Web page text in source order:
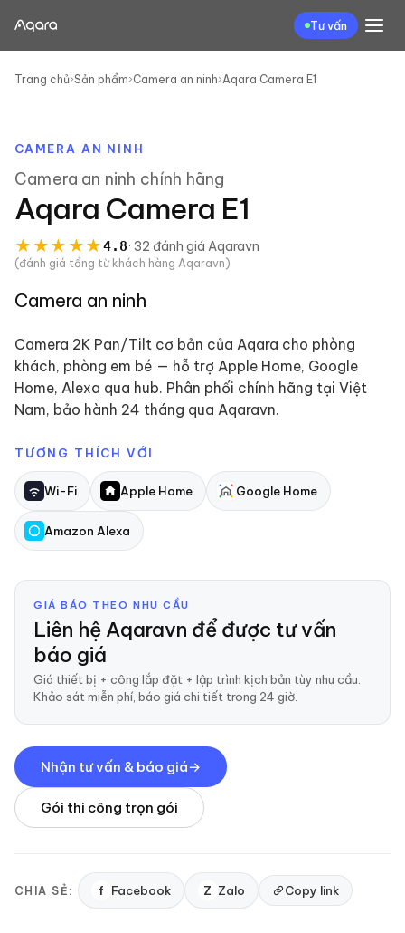
Tư vấn
Trang chủ›Sản phẩm›Camera an ninh›Aqara Camera E1
CAMERA AN NINH
Camera an ninh chính hãng
Aqara Camera E1
★ ★★ ★★4.8· 32 đánh giá Aqaravn
(đánh giá tổng từ khách hàng Aqaravn)
Camera an ninh
Camera 2K Pan/Tilt cơ bản của Aqara cho phòng
khách, phòng em bé — hỗ trợ Apple Home, Google
Home, Alexa qua hub. Phân phối chính hãng tại Việt
Nam, bảo hành 24 tháng qua Aqaravn.
TƯƠNG THÍCH VỚI
Wi-Fi Apple Home Google Home
Amazon Alexa
GIÁ BÁO THEO NHU CẦU
Liên hệ Aqaravn để được tư vấn
báo giá
Giá thiết bị + công lắp đặt + lập trình kịch bản tùy nhu cầu.
Khảo sát miễn phí, báo giá chi tiết trong 24 giờ.
Nhận tư vấn & báo giá
Gói thi công trọn gói
CHIA SẺ: f Facebook Z Zalo Copy link